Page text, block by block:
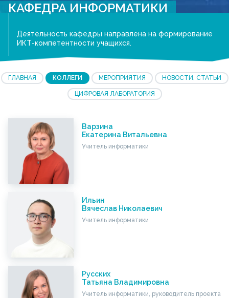
КАФЕДРА ИНФОРМАТИКИ
Деятельность кафедры направлена на формирование
ИКТ-компетентности учащихся.
ГЛАВНАЯ КОЛЛЕГИ МЕРОПРИЯТИЯ НОВОСТИ, СТАТЬИ
ЦИФРОВАЯ ЛАБОРАТОРИЯ
Варзина
Екатерина Витальевна
Учитель информатики
Ильин
Вячеслав Николаевич
Учитель информатики
Русских
Татьяна Владимировна
Учитель информатики, руководитель проекта